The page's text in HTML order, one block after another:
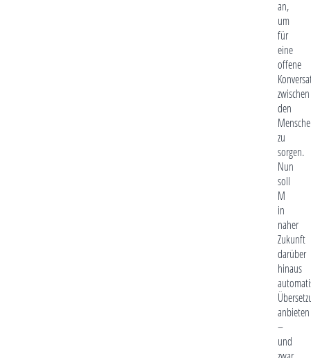
an,
um
für
eine
offene
zwischen
den
zu
sorgen.
Nun
soll
M
in
naher
Zukunft
darüber
hinaus
anbieten
–
und